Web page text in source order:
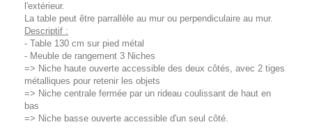
l'extérieur.
La table peut être parrallèle au mur ou perpendiculaire au mur.
Descriptif :
- Table 130 cm sur pied métal
- Meuble de rangement 3 Niches
=> Niche haute ouverte accessible des deux côtés, avec 2 tiges
métalliques pour retenir les objets
=> Niche centrale fermée par un rideau coulissant de haut en
bas
=> Niche basse ouverte accessible d'un seul côté.